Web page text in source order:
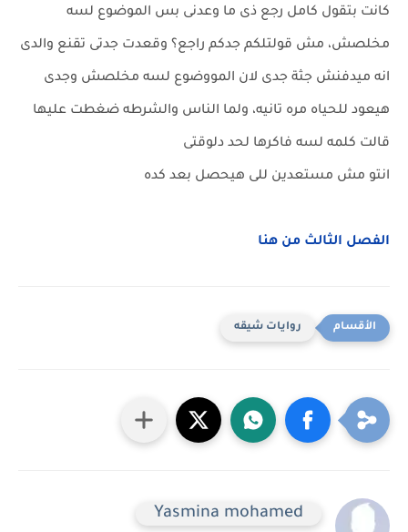
كانت بتقول كامل رجع ذى ما وعدنى بس الموضوع لسه
مخلصش، مش قولتلكم جدكم راجع؟ وقعدت جدتى تقنع والدى
انه ميدفنش جثة جدى لان المووضوع لسه مخلصش وجدى
هيعود للحياه مره تانيه، ولما الناس والشرطه ضغطت عليها
قالت كلمه لسه فاكرها لحد دلوقتى
انتو مش مستعدين للى هيحصل بعد كده
الفصل الثالث من هنا
روايات شيقه
Yasmina mohamed